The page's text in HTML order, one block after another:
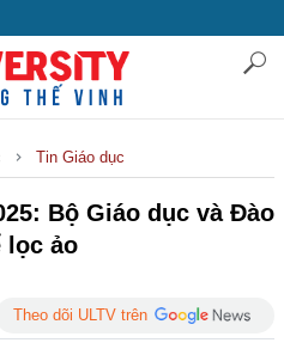
Tin Giáo dục
Bộ Giáo dục và Đào
lọc ảo
Theo dõi ULTV trên